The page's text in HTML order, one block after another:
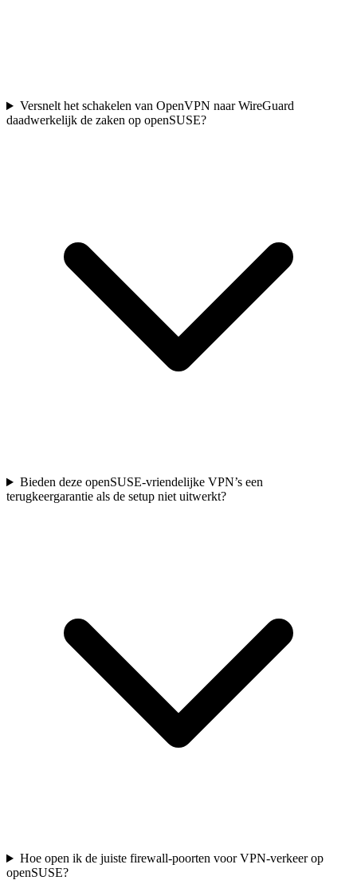
Versnelt het schakelen van OpenVPN naar WireGuard
daadwerkelijk de zaken op openSUSE?
Bieden deze openSUSE-vriendelijke VPN’s een
terugkeergarantie als de setup niet uitwerkt?
Hoe open ik de juiste firewall-poorten voor VPN-verkeer op
openSUSE?